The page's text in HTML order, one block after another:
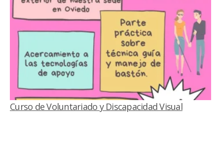
voluntariado, convirtiéndose en…
Curso de Voluntariado y Discapacidad Visual